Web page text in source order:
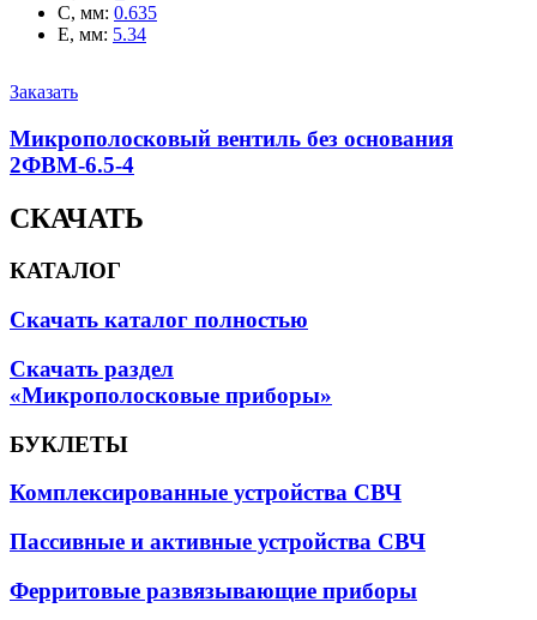
C, мм: 0.635
E, мм: 5.34
Заказать
Микрополосковый вентиль без основания
2ФВМ-6.5-4
СКАЧАТЬ
КАТАЛОГ
Скачать каталог полностью
Скачать раздел
«Микрополосковые приборы»
БУКЛЕТЫ
Комплексированные устройства СВЧ
Пассивные и активные устройства СВЧ
Ферритовые развязывающие приборы